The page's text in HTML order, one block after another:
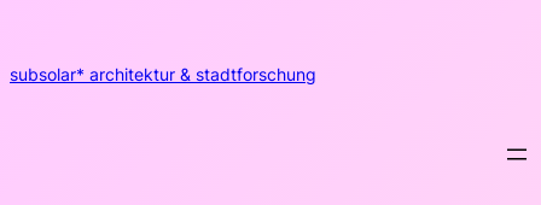
springen
subsolar* architektur & stadtforschung